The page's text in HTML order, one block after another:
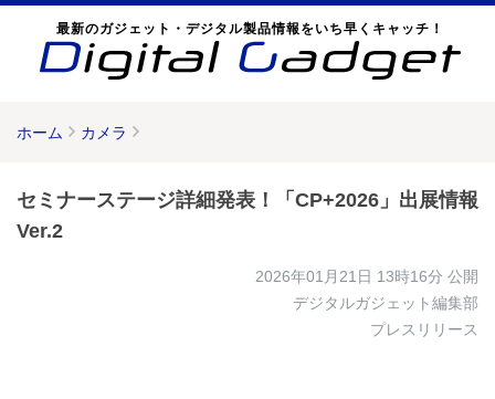
最新のガジェット・デジタル製品情報をいち早くキャッチ！
ホーム カメラ
セミナーステージ詳細発表！「CP+2026」出展情報
Ver.2
2026年01月21日 13時16分 公開
デジタルガジェット編集部
プレスリリース